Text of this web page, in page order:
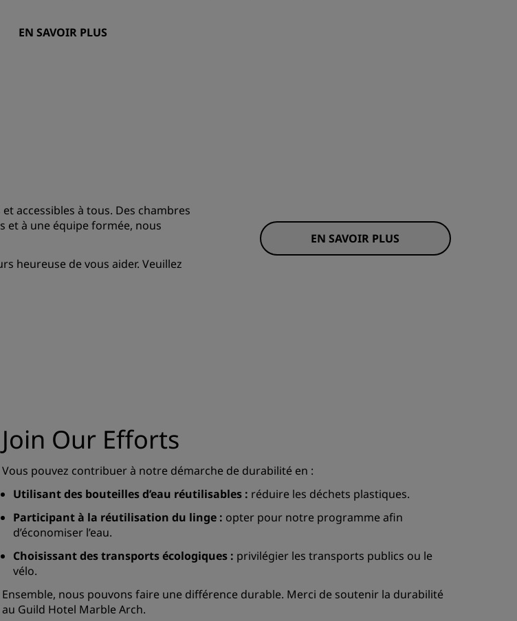
EN SAVOIR PLUS
accessibles à tous. Des chambres
et à une équipe formée, nous
heureuse de vous aider. Veuillez
EN SAVOIR PLUS
Join Our Efforts
Vous pouvez contribuer à notre démarche de durabilité en :
Utilisant des bouteilles d’eau réutilisables : réduire les déchets plastiques.
Participant à la réutilisation du linge : opter pour notre programme afin
d’économiser l’eau.
Choisissant des transports écologiques : privilégier les transports publics ou le
vélo.
Ensemble, nous pouvons faire une différence durable. Merci de soutenir la durabilité
au Guild Hotel Marble Arch.